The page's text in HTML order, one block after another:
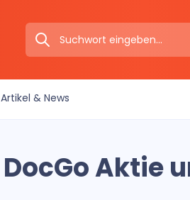
Artikel & News
DocGo Aktie